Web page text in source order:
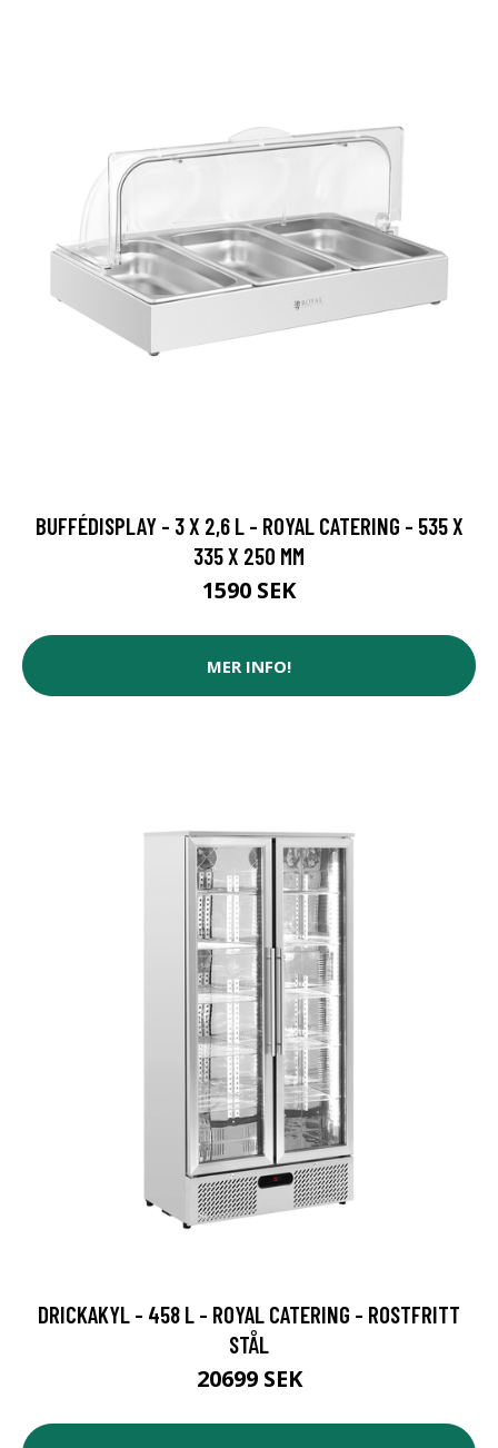
BUFFÉDISPLAY - 3 X 2,6 L - ROYAL CATERING - 535 X
335 X 250 MM
1590 SEK
MER INFO!
DRICKAKYL - 458 L - ROYAL CATERING - ROSTFRITT
STÅL
20699 SEK